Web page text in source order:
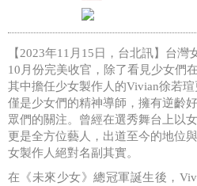
【 2023年11 月 15 日，台北訊】 台灣
10 月份完美收官，除了看見少女們
其中擔任少女製作人的Vivian徐若
僅是少女們的精神導師，擁有逆齡
眾們的關注。曾經在選秀舞台上以
更是全方位藝人，出道至今的地位
女製作人絕對名副其實。
在《未來少女》總冠軍誕生後，